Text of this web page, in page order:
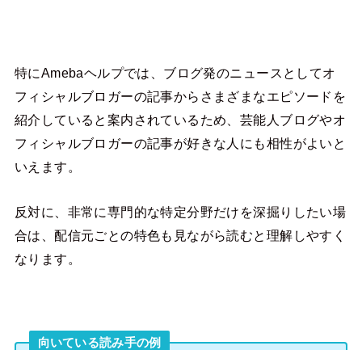
特にAmebaヘルプでは、ブログ発のニュースとしてオ
フィシャルブロガーの記事からさまざまなエピソードを
紹介していると案内されているため、芸能人ブログやオ
フィシャルブロガーの記事が好きな人にも相性がよいと
いえます。
反対に、非常に専門的な特定分野だけを深掘りしたい場
合は、配信元ごとの特色も見ながら読むと理解しやすく
なります。
向いている読み手の例